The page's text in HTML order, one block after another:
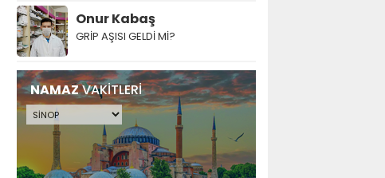
Onur Kabaş
GRİP AŞISI GELDİ Mİ?
NAMAZVAKİTLERİ